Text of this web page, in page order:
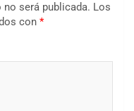
será publicada. Los
con *